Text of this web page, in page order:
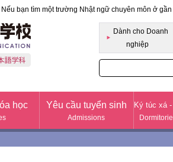
Nếu bạn tìm một trường Nhật ngữ chuyên môn ở
Học viện pháp nhânDành cho Doanh
nghiệp
học Yêu cầu tuyển sinh
Admissions
Ký túc xá